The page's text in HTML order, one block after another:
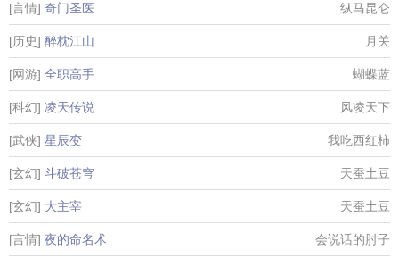
[言情] 奇门圣医 纵马昆仑
[历史] 醉枕江山 月关
[网游] 全职高手 蝴蝶蓝
[科幻] 凌天传说 风凌天下
[武侠] 星辰变 我吃西红柿
[玄幻] 斗破苍穹 天蚕土豆
[玄幻] 大主宰 天蚕土豆
[言情] 夜的命名术 会说话的肘子